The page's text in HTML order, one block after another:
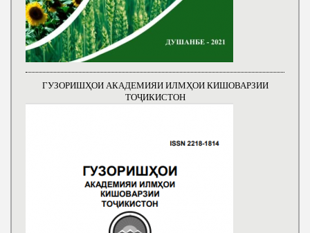
ГУЗОРИШҲОИ АКАДЕМИЯИ ИЛМҲОИ КИШОВАРЗИИ
ТОҶИКИСТОН